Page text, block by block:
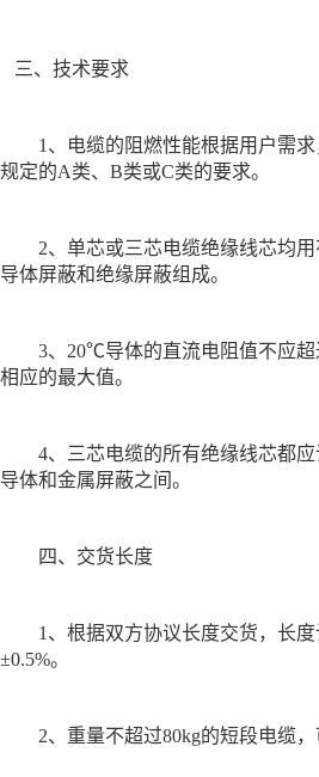
三、技术要求
1、电缆的阻燃性能根据用户需求
规定的A类、B类或C类的要求。
2、单芯或三芯电缆绝缘线芯均用
导体屏蔽和绝缘屏蔽组成。
3、20℃导体的直流电阻值不应超
相应的最大值。
4、三芯电缆的所有绝缘线芯都应
导体和金属屏蔽之间。
四、交货长度
1、根据双方协议长度交货，长度
±0.5%。
2、重量不超过80kg的短段电缆，